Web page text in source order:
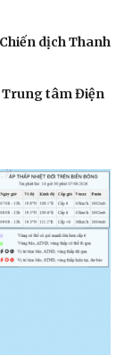
Kể chuyện cho bé
Hạt giống tâm hồn
dịch Thanh
Trung tâm Điện